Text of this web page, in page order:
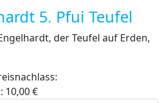
5. Pfui Teufel
der Teufel auf Erden,
10,00 €